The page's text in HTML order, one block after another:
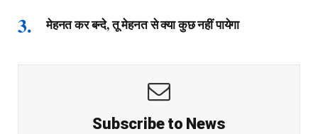
मेहनत कर बन्दे, तू मेहनत से क्या कुछ नहीं पायेगा
Subscribe to News